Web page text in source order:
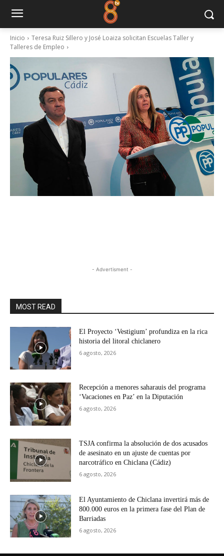
Inicio
Teresa Ruiz Sillero y José Loaiza solicitan Escuelas Taller y
Talleres de Empleo
- Advertisment -
MOST READ
El Proyecto ‘Vestigium’ profundiza en la rica
historia del litoral chiclanero
6 agosto, 2026
Recepción a menores saharauis del programa
‘Vacaciones en Paz’ en la Diputación
6 agosto, 2026
TSJA confirma la absolución de dos acusados
de asesinato en un ajuste de cuentas por
narcotráfico en Chiclana (Cádiz)
6 agosto, 2026
El Ayuntamiento de Chiclana invertirá más de
800.000 euros en la primera fase del Plan de
Barriadas
6 agosto, 2026